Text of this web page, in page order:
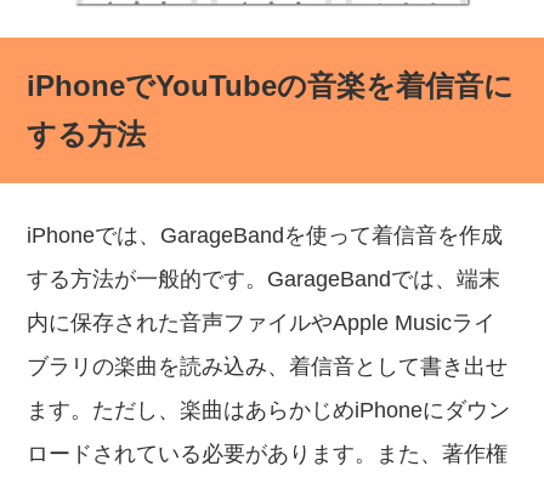
iPhoneでYouTubeの音楽を着信音に
する方法
iPhoneでは、GarageBandを使って着信音を作成
する方法が一般的です。GarageBandでは、端末
内に保存された音声ファイルやApple Musicライ
ブラリの楽曲を読み込み、着信音として書き出せ
ます。ただし、楽曲はあらかじめiPhoneにダウン
ロードされている必要があります。また、著作権